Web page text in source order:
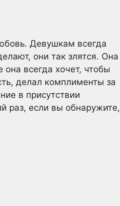
Девушкам всегда
они так злятся. Она
всегда хочет, чтобы
делал комплименты за
в присутствии
раз, если вы обнаружите,